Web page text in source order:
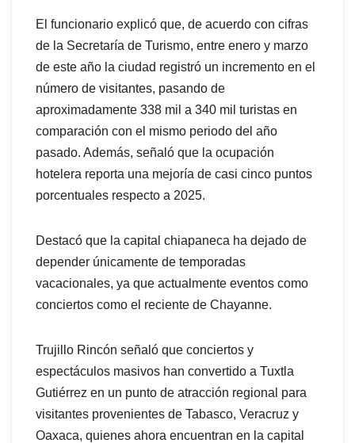
El funcionario explicó que, de acuerdo con cifras
de la Secretaría de Turismo, entre enero y marzo
de este año la ciudad registró un incremento en el
número de visitantes, pasando de
aproximadamente 338 mil a 340 mil turistas en
comparación con el mismo periodo del año
pasado. Además, señaló que la ocupación
hotelera reporta una mejoría de casi cinco puntos
porcentuales respecto a 2025.
Destacó que la capital chiapaneca ha dejado de
depender únicamente de temporadas
vacacionales, ya que actualmente eventos como
conciertos como el reciente de Chayanne.
Trujillo Rincón señaló que conciertos y
espectáculos masivos han convertido a Tuxtla
Gutiérrez en un punto de atracción regional para
visitantes provenientes de Tabasco, Veracruz y
Oaxaca, quienes ahora encuentran en la capital